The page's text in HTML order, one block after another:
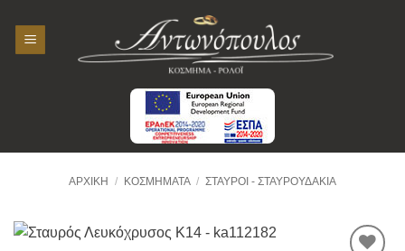
content
ΑΡΧΙΚΉ / ΚΟΣΜΉΜΑΤΑ / ΣΤΑΥΡΟΊ - ΣΤΑΥΡΟΥΔΆΚΙΑ